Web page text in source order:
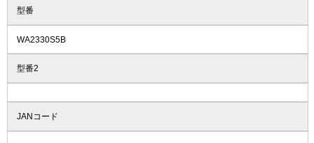
型番
WA2330S5B
型番2
JANコード